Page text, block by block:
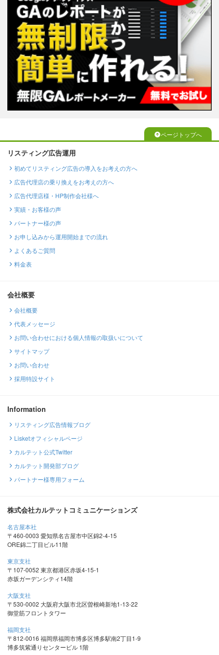
ページトップへ
リスティング広告運用
初めてリスティング広告の導入をお考えの方へ
広告代理店の乗り換えをお考えの方へ
広告代理店様・HP制作会社様へ
実績・お客様の声
パートナー様の声
お申し込みから運用開始までの流れ
よくあるご質問
料金表
会社概要
会社概要
代表メッセージ
お問い合わせにおける個人情報の取扱いについて
サイトマップ
お問い合わせ
採用特設サイト
Information
リスティング広告情報ブログ
Lisketオフィシャルページ
カルテット公式Twitter
カルテット開発部ブログ
パートナー様専用フォーム
株式会社カルテットコミュニケーションズ
名古屋本社
〒460-0003 愛知県名古屋市中区錦2-4-15
ORE錦二丁目ビル11階
東京支社
〒107-0052 東京都港区赤坂4-15-1
赤坂ガーデンシティ14階
大阪支社
〒530-0002 大阪府大阪市北区曽根崎新地1-13-22
御堂筋フロントタワー
福岡支社
〒812-0016 福岡県福岡市博多区博多駅南2丁目1-9
博多筑紫通りセンタービル 1階